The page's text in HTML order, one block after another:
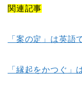
関連記事
「案の定」は英語
「縁起をかつぐ」